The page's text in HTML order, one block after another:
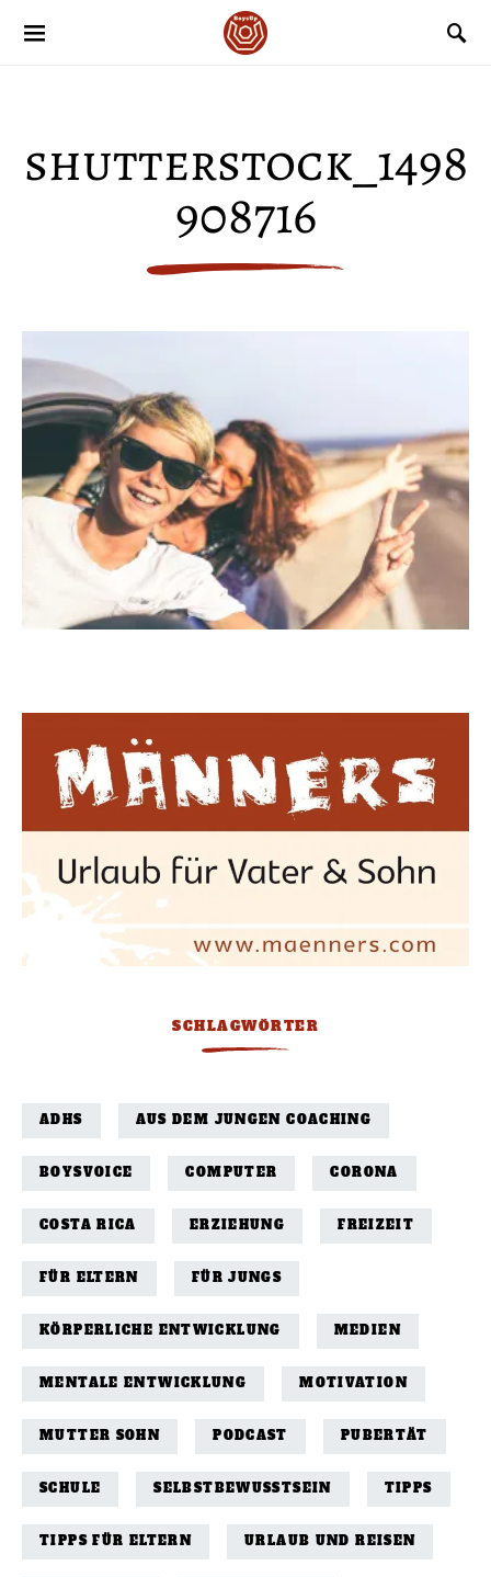
shutterstock_1498
908716
SCHLAGWÖRTER
ADHS AUS DEM JUNGEN COACHING
BOYSVOICE COMPUTER CORONA
COSTA RICA ERZIEHUNG FREIZEIT
FÜR ELTERN FÜR JUNGS
KÖRPERLICHE ENTWICKLUNG MEDIEN
MENTALE ENTWICKLUNG MOTIVATION
MUTTER SOHN PODCAST PUBERTÄT
SCHULE SELBSTBEWUSSTSEIN TIPPS
TIPPS FÜR ELTERN URLAUB UND REISEN